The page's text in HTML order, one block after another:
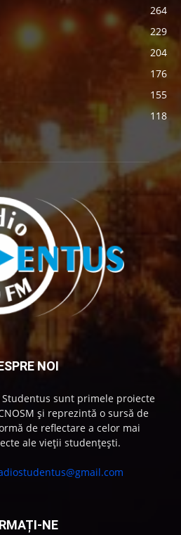
264
229
204
176
155
118
NOI
sunt primele proiecte
și reprezintă o sursă de
de reflectare a celor mai
ale vieții studențești.
NE